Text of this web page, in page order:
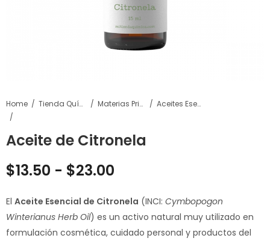
Home Tienda Química Materias Primas Aceites Esenciales
Aceite de Citronela
$13.50 - $23.00
El Aceite Esencial de Citronela (INCI: Cymbopogon
Winterianus Herb Oil) es un activo natural muy utilizado en
formulación cosmética, cuidado personal y productos del